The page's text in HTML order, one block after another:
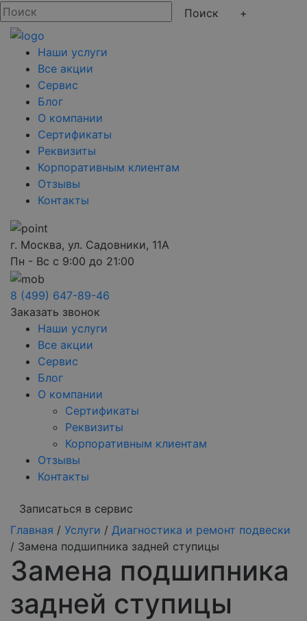
+
Наши услуги
Все акции
Сервис
Блог
О компании
Сертификаты
Реквизиты
Корпоративным клиентам
Отзывы
Контакты
г. Москва, ул. Садовники, 11А
Пн - Вс с 9:00 до 21:00
8 (499) 647-89-46
Заказать звонок
Наши услуги
Все акции
Сервис
Блог
О компании
Сертификаты
Реквизиты
Корпоративным клиентам
Отзывы
Контакты
Записаться в сервис
Главная / Услуги / Диагностика и ремонт подвески
/ Замена подшипника задней ступицы
Замена подшипника
задней ступицы